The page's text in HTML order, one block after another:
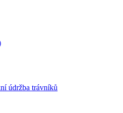
údržba trávníků